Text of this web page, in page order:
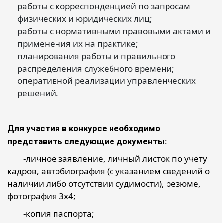
работы с корреспонденцией по запросам
физических и юридических лиц;
работы с нормативными правовыми актами и
применения их на практике;
планирования работы и правильного
распределения служебного времени;
оперативной реализации управленческих
решений.
Для участия в конкурсе необходимо
представить следующие документы:
-личное заявление, личный листок по учету
кадров, автобиография (с указанием сведений о
наличии либо отсутствии судимости), резюме,
фотография 3х4;
-копия паспорта;